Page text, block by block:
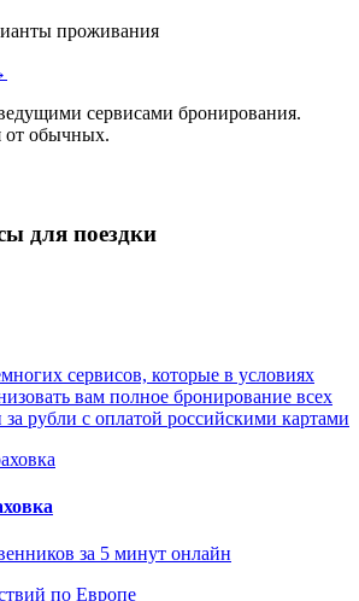
проживания
сервисами бронирования.
от обычных.
для поездки
сервисов, которые в условиях
вам полное бронирование всех
рубли с оплатой российскими картами
за 5 минут онлайн